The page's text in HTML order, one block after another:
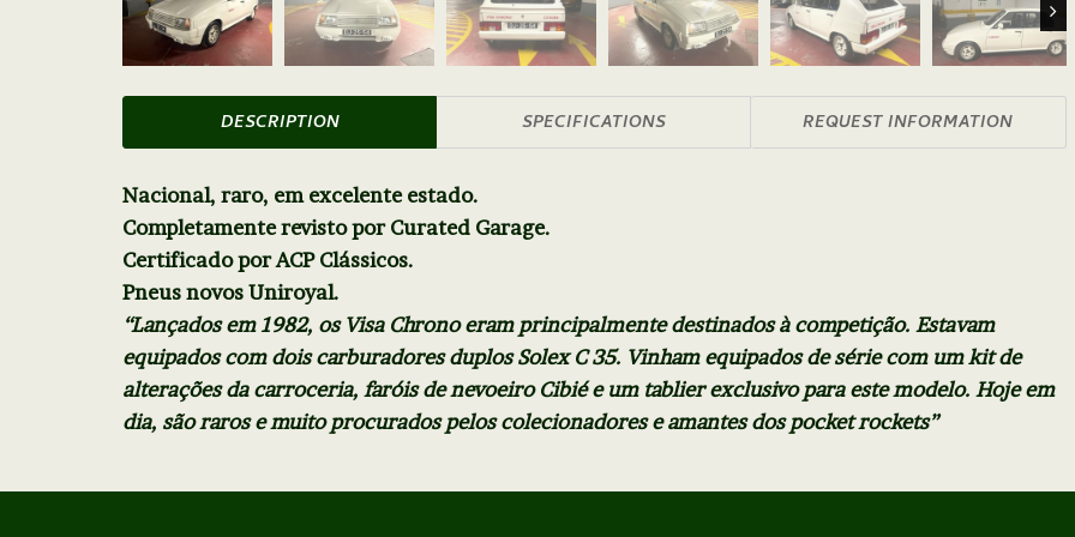
DESCRIPTION SPECIFICATIONS REQUEST INFORMATION
Nacional, raro, em excelente estado.
Completamente revisto por Curated Garage.
Certificado por ACP Clássicos.
Pneus novos Uniroyal.
“Lançados em 1982, os Visa Chrono eram principalmente destinados à competição. Estavam
equipados com dois carburadores duplos Solex C 35. Vinham equipados de série com um kit de
alterações da carroceria, faróis de nevoeiro Cibié e um tablier exclusivo para este modelo. Hoje em
dia, são raros e muito procurados pelos colecionadores e amantes dos pocket rockets”